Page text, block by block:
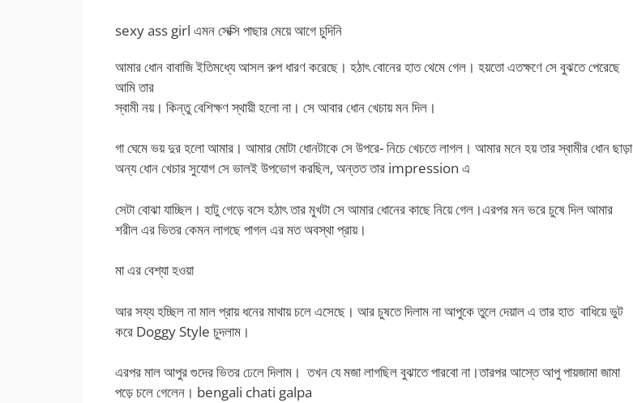
sexy ass girl এমন সেক্সি পাছার মেয়ে আগে চুদিনি
আমার ধোন বাবাজি ইতিমধ্যে আসল রুপ ধারণ করেছে। হঠাৎ বোনের হাত থেমে গেল। হয়তো এতক্ষণে সে বুঝতে পেরেছে
আমি তার
স্বামী নয়। কিন্তু বেশিক্ষণ স্থায়ী হলো না। সে আবার ধোন খেচায় মন দিল।
গা ঘেমে ভয় দুর হলো আমার। আমার মোটা ধোনটাকে সে উপরে- নিচে খেচতে লাগল। আমার মনে হয় তার স্বামীর ধোন ছাড়া
অন্য ধোন খেচার সুযোগ সে ভালই উপভোগ করছিল, অন্তত তার impression এ
সেটা বোঝা যাচ্ছিল। হাটু গেড়ে বসে হঠাৎ তার মুখটা সে আমার ধোনের কাছে নিয়ে গেল।এরপর মন ভরে চুষে দিল আমার
শরীল এর ভিতর কেমন লাগছে পাগল এর মত অবস্থা প্রায়।
মা এর বেশ্যা হওয়া
আর সয্য হচ্ছিল না মাল প্রায় ধনের মাথায় চলে এসেছে। আর চুষতে দিলাম না আপুকে তুলে দেয়াল এ তার হাত বাধিয়ে ভুট
করে Doggy Style চুদলাম।
এরপর মাল আপুর গুদের ভিতর ঢেলে দিলাম। তখন যে মজা লাগছিল বুঝাতে পারবো না।তারপর আস্তে আপু পায়জামা জামা
পড়ে চলে গেলেন। bengali chati galpa